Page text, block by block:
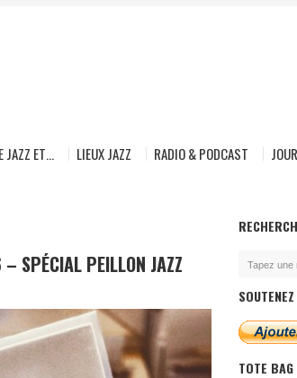
JAZZ ET… LIEUX JAZZ RADIO & PODCAST
SPÉCIAL PEILLON JAZZ
TOTE